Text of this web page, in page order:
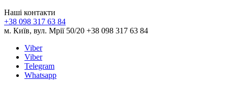
Наші контакти
+38 098 317 63 84
м. Київ, вул. Мрії 50/20 +38 098 317 63 84
Viber
Viber
Telegram
Whatsapp